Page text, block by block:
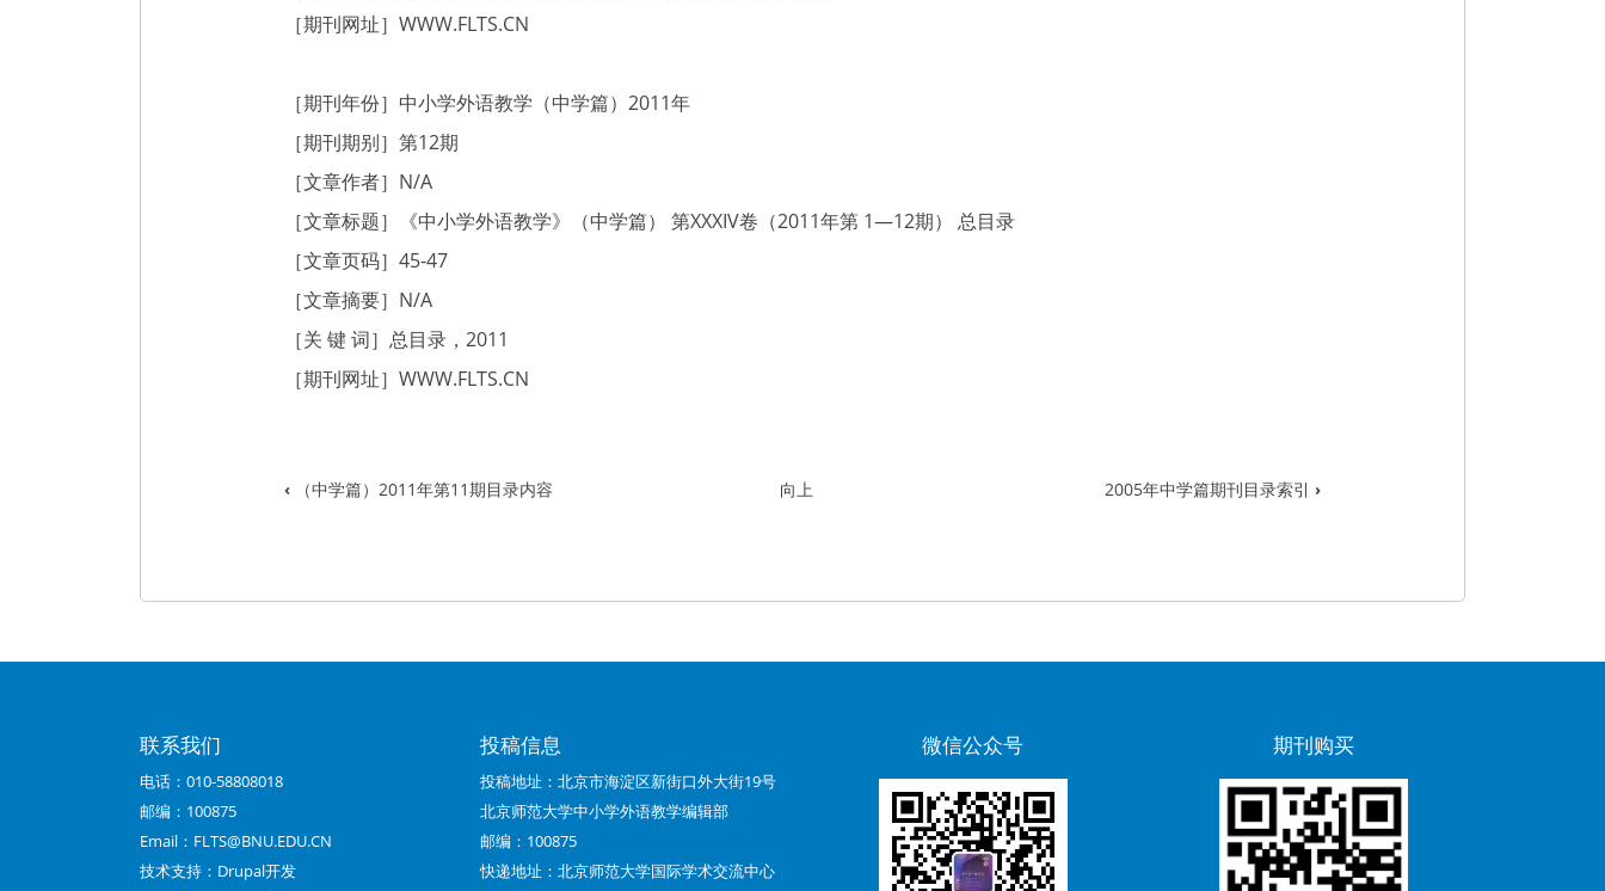
［期刊网址］ WWW.FLTS.CN
［期刊年份］中小学外语教学（中学篇）2011年
［期刊期别］第12期
［文章作者］N/A
［文章标题］《中小学外语教学》（中学篇） 第XXXIV卷（2011年第 1—12期） 总目录
［文章页码］45-47
［文章摘要］N/A
［关 键 词］总目录，2011
［期刊网址］ WWW.FLTS.CN
书
遍
篇）
‹ （中学篇）2011年第11期目录内容 向上 2005年中学篇期刊目录索引 ›
联系我们
电话：010-58808018
邮编：100875
Email：FLTS@BNU.EDU.CN
技术支持： Drupal开发
投稿信息
投稿地址：北京市海淀区新街口外大街19号
北京师范大学中小学外语教学编辑部
邮编：100875
快递地址：北京师范大学国际学术交流中心
微信公众号 期刊购买